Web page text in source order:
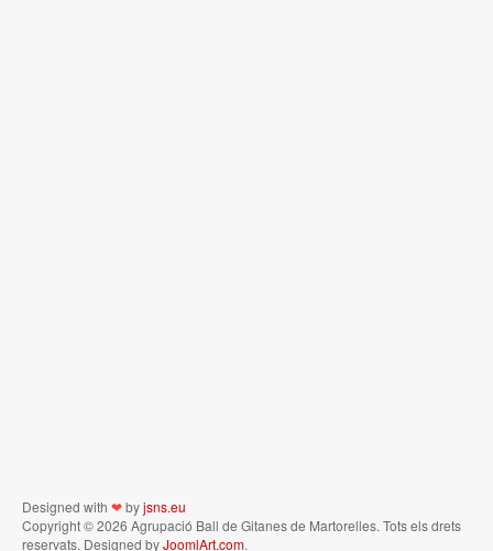
Designed with ❤byjsns.eu
Copyright © 2026 Agrupació Ball de Gitanes de Martorelles. Tots els drets
reservats. Designed byJoomlArt.com.